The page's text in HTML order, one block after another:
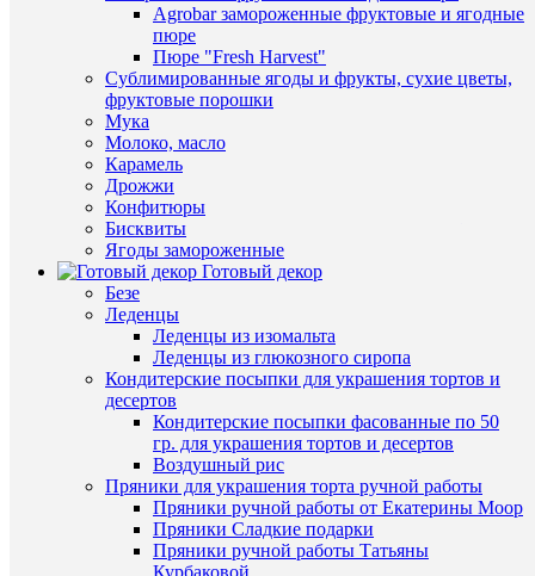
Agrobar замороженные фруктовые и ягодные
пюре
Пюре "Fresh Harvest"
Сублимированные ягоды и фрукты, сухие цветы,
фруктовые порошки
Мука
Молоко, масло
Карамель
Дрожжи
Конфитюры
Бисквиты
Ягоды замороженные
Готовый декор
Безе
Леденцы
Леденцы из изомальта
Леденцы из глюкозного сиропа
Кондитерские посыпки для украшения тортов и
десертов
Кондитерские посыпки фасованные по 50
гр. для украшения тортов и десертов
Воздушный рис
Пряники для украшения торта ручной работы
Пряники ручной работы от Екатерины Моор
Пряники Сладкие подарки
Пряники ручной работы Татьяны
Курбаковой
(109)
choco
Зеленый
(361)
choco
12мл